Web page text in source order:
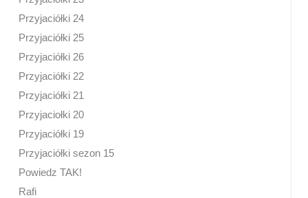
Przyjaciółki 24
Przyjaciółki 25
Przyjaciółki 26
Przyjaciółki 22
Przyjaciółki 21
Przyjaciołki 20
Przyjaciółki 19
Przyjaciółki sezon 15
Powiedz TAK!
Rafi